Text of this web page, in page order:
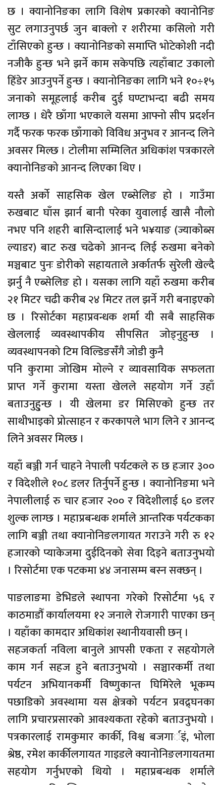
छ । क्यानोनिङका लागि विशेष प्रकारको क्यानोनिङ
सुट लगाउनुपर्छ जुन बाक्लो र शरीरमा कसिलो गरी
टाँसिएको हुन्छ । क्यानोनिङको समाप्ति भोटेकोशी नदी
नजीकै हुन्छ भने झर्ने काम सकेपछि त्यहाँबाट उकालो
हिँडेर आउनुपर्ने हुन्छ । क्यानोनिङका लागि भने १०÷१५
जनाको समूहलाई करीब दुई घण्टाभन्दा बढी समय
लाग्छ । धेरै छाँगा भएकाले यसमा आफ्नो सीप प्रदर्शन
गर्दै फरक फरक छाँगाको विविध अनुभव र आनन्द लिने
अवसर मिल्छ । टोलीमा सम्मिलित अधिकांश पत्रकारले
क्यानोनिङको आनन्द लिएका थिए ।
यस्तै अर्को साहसिक खेल एब्सेलिङ हो । गाउँमा
रुखबाट घाँस झार्न बानी परेका युवालाई खासै नौलो
नभए पनि शहरी बासिन्दालाई भने भ¥याङ (ज्याकोब्स
ल्याडर) बाट रुख चढेको आनन्द लिई रुखमा बनेको
मञ्चबाट पुनः डोरीको सहायताले अर्कातर्फ सुरेली खेल्दै
झर्नु नै एब्सेलिङ हो । यसका लागि यहाँ रुखमा करीब
२१ मिटर चढी करीब २४ मिटर तल झर्ने गरी बनाइएको
छ । रिसोर्टका महाप्रवन्धक शर्मा यी सबै साहसिक
खेललाई व्यवस्थापकीय सीपसित जोड्नुहुन्छ ।
व्यवस्थापनको टिम विल्डिङसंँगै जोडी कुनै
पनि कुरामा जोखिम मोल्ने र व्यावसायिक सफलता
प्राप्त गर्ने कुरामा यस्ता खेलले सहयोग गर्ने उहाँ
बताउनुहु्न्छ । यी खेलमा डर मिसिएको हुन्छ तर
साथीभाइको प्रोत्साहन र करकापले भाग लिने र आनन्द
लिने अवसर मिल्छ ।
यहाँ बञ्जी गर्न चाहने नेपाली पर्यटकले रु छ हजार ३००
र विदेशीले १०८ डलर तिर्नुपर्ने हुन्छ । क्यानोनिङमा भने
नेपालीलाई रु चार हजार २०० र विदेशीलाई ६० डलर
शुल्क लाग्छ । महाप्रबन्धक शर्माले आन्तरिक पर्यटकका
लागि बञ्जी तथा क्यानोनिङलगायत गराउने गरी रु १२
हजारको प्याकेजमा दुईदिनको सेवा दिइने बताउनुभयो
। रिसोर्टमा एक पटकमा ४४ जनासम्म बस्न सक्छन् ।
पाङलाङमा डेभिडले स्थापना गरेको रिसोर्टमा ५६ र
काठमाडौँ कार्यालयमा १२ जनाले रोजगारी पाएका छन्
। यहाँका कामदार अधिकांश स्थानीयवासी छन् ।
सहजकर्ता नविला बानुले आपसी एकता र सहयोगले
काम गर्न सहज हुने बताउनुभयो । सञ्चारकर्मी तथा
पर्यटन अभियानकर्मी विष्णुकान्त घिमिरेले भूकम्प
पछाडिको अवस्थामा यस क्षेत्रको पर्यटन प्रवद्र्घनका
लागि प्रचारप्रसारको आवश्यकता रहेको बताउनुभयो ।
पत्रकारलाई रामकुमार कार्की, विश्व बजगार्इं, भोला
श्रेष्ठ, रमेश कार्कीलगायत गाइडले क्यानोनिङलगायतमा
सहयोग गर्नुभएको थियो । महाप्रबन्धक शर्माले